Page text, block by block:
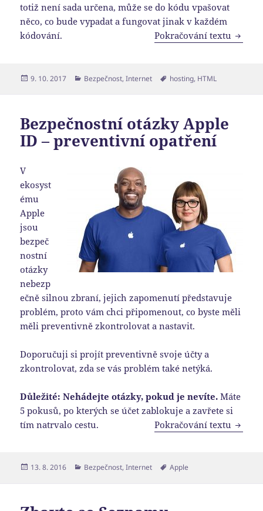
totiž není sada určena, může se do kódu vpašovat
něco, co bude vypadat a fungovat jinak v každém
kódování.
Pokračování textu
Publikováno:
9. 10. 2017 Rubriky:
Bezpečnost,Internet Štítky:
hosting, HTML
Bezpečnostní otázky Apple
ID – preventivní opatření
V
ekosyst
ému
Apple
jsou
bezpeč
nostní
otázky
nebezp
ečně silnou zbraní, jejich zapomenutí představuje
problém, proto vám chci připomenout, co byste měli
měli preventivně zkontrolovat a nastavit.
Doporučuji si projít preventivně svoje účty a
zkontrolovat, zda se vás problém také netýká.
Důležité: Nehádejte otázky, pokud je nevíte.Máte
5 pokusů, po kterých se účet zablokuje a zavřete si
tím natrvalo cestu.
Pokračování textu
Publikováno:
13. 8. 2016 Rubriky:
Bezpečnost,Internet Štítky:
Apple